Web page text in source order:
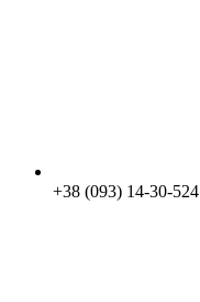
+38 (093) 14-30-524